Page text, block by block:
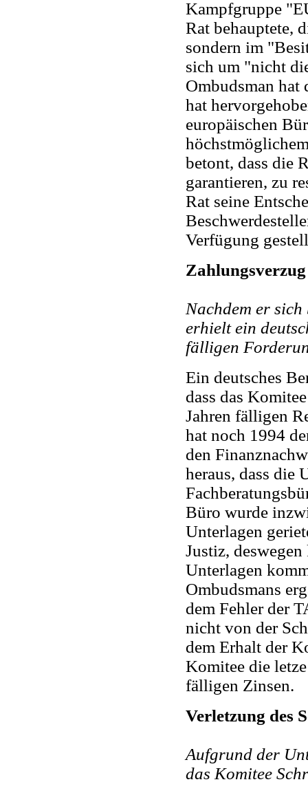
Kampfgruppe
Rat behauptete,
sondern im
sich um "nicht
Ombudsman hat
hat
europäischen
betont, dass die
garantieren, zu
Rat seine
Verfügung
Zahlungsverzug
Nachdem er
erhielt ein
fälligen
Ein deutsches
dass das
Jahren fälligen
hat noch 1994
den
heraus, dass die
Büro wurde
Unterlagen
Justiz,
Unterlagen
Ombudsmans
dem Fehler der
nicht von der
dem Erhalt der
Komitee die
fälligen Zinsen.
Verletzung des
Aufgrund der
das Komitee